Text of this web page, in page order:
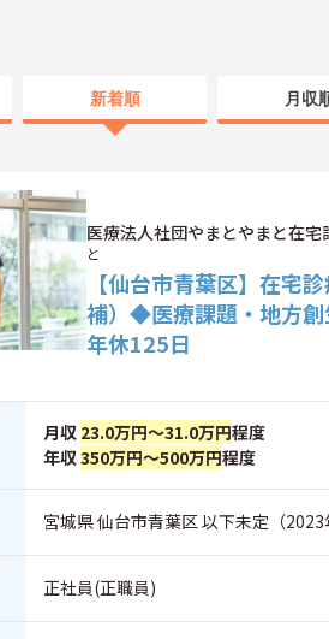
新着順 月収
医療法人社団やまとやまと在宅
と
【仙台市青葉区】在宅
補）◆医療課題・地方
年休125日
月収 23.0万円～31.0万円程度
年収350万円～500万円程度
宮城県 仙台市青葉区 以下未定（2023
正社員(正職員)